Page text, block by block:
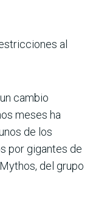
al
cambio
meses ha
de los
por gigantes de
del grupo